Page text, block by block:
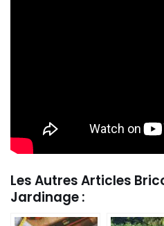
Les Autres Articles
Jardinage :